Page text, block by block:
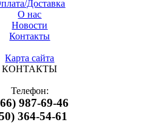
Доставка
О нас
Новости
Контакты
Карта сайта
КОНТАКТЫ
Телефон:
987-69-46
364-54-61